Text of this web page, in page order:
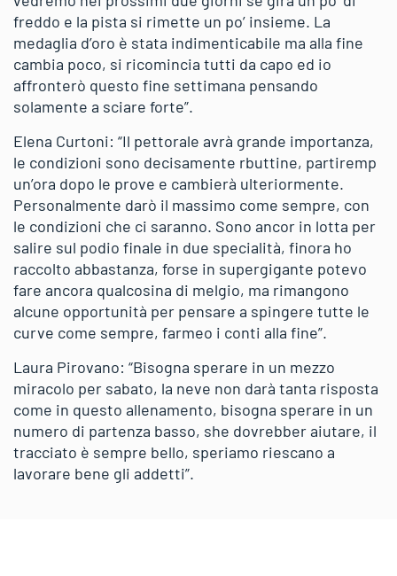
freddo e la pista si rimette un po’ insieme. La
medaglia d’oro è stata indimenticabile ma alla fine
cambia poco, si ricomincia tutti da capo ed io
affronterò questo fine settimana pensando
solamente a sciare forte”.
Elena Curtoni: “Il pettorale avrà grande importanza,
le condizioni sono decisamente rbuttine, partiremp
un’ora dopo le prove e cambierà ulteriormente.
Personalmente darò il massimo come sempre, con
le condizioni che ci saranno. Sono ancor in lotta per
salire sul podio finale in due specialità, finora ho
raccolto abbastanza, forse in supergigante potevo
fare ancora qualcosina di melgio, ma rimangono
alcune opportunità per pensare a spingere tutte le
curve come sempre, farmeo i conti alla fine”.
Laura Pirovano: “Bisogna sperare in un mezzo
miracolo per sabato, la neve non darà tanta risposta
come in questo allenamento, bisogna sperare in un
numero di partenza basso, she dovrebber aiutare, il
tracciato è sempre bello, speriamo riescano a
lavorare bene gli addetti”.